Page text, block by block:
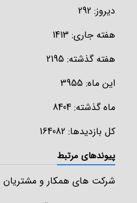
دیروز: 292
هفته جاری: 1413
هفته گذشته: 2195
این ماه: 3955
ماه گذشته: 8404
کل بازدیدها: 164082
پیوندهای مرتبط
شرکت های همکار و مشتریان